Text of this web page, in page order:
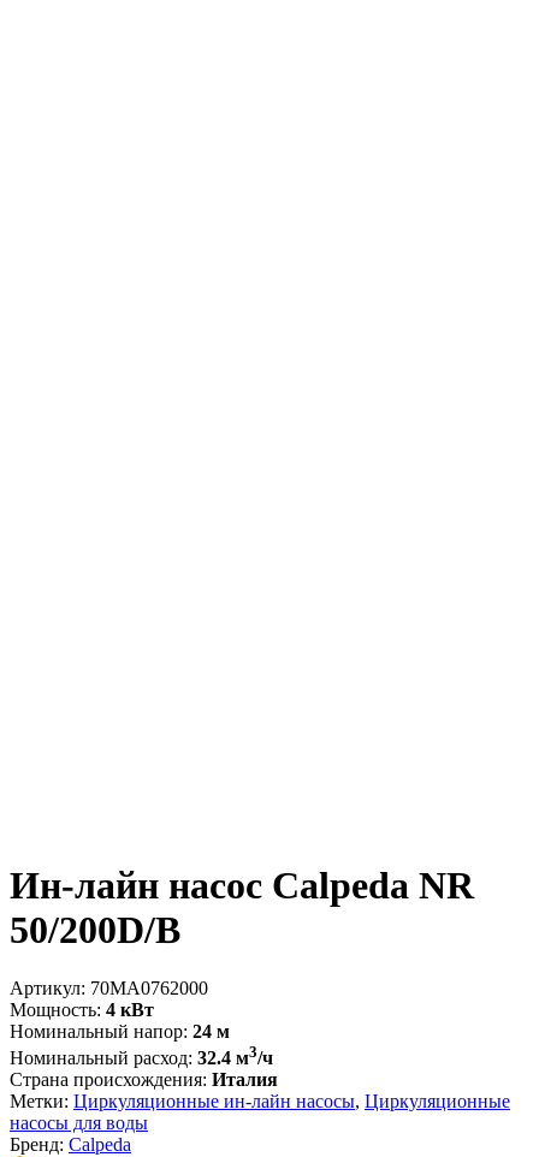
Ин-лайн насос Calpeda NR
50/200D/B
Артикул: 70MA0762000
Мощность: 4 кВт
Номинальный напор: 24 м
Номинальный расход: 32.4 м3/ч
Страна происхождения: Италия
Метки: Циркуляционные ин-лайн насосы, Циркуляционные
насосы для воды
Бренд: Calpeda